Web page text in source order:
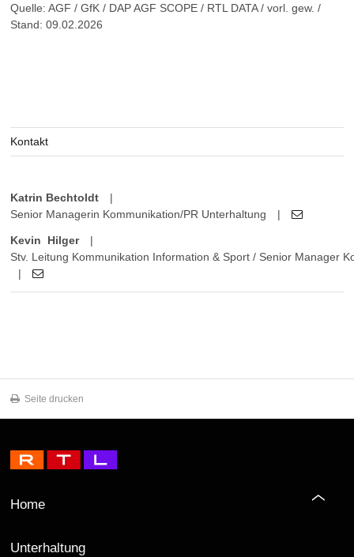
Quelle: AGF / GfK / DAP AGF SCOPE / RTL DATA / vorl. gew. /
Stand: 09.02.2026
Kontakt
Katrin Bechtoldt
|
Senior Managerin Kommunikation/PR Unterhaltung
|
Kevin Hilger
|
Stv. Leitung Kommunikation Information & Sport / Senior Manager
|
Seite drucken
Home
Unterhaltung